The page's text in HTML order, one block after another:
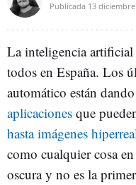
Publicada 13
La inteligencia
todos en España. Los
automático están
aplicaciones que
hasta imágenes
como cualquier cosa
oscura y no es la